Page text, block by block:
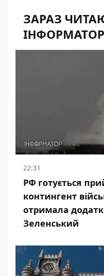
ЗАРАЗ
22:31
РФ готується
контингент
отримала
Зеленський